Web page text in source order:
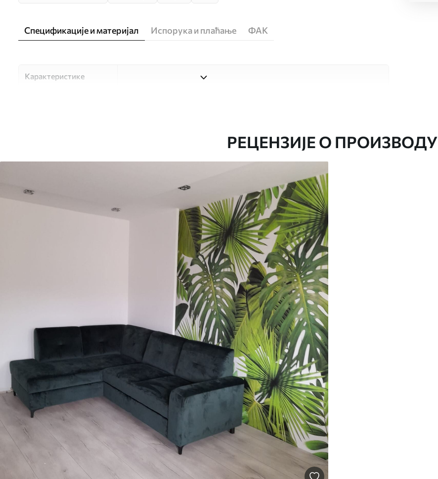
Спецификације и материјал Испорука и плаћање ФАК
Карактеристике
Производња
Слика се штампа у вашој наведеној величини, исечена на идентичне
траке ширине до 50 цм.
Можете додати лак и/или лепак за тапете.
Тапета се може нежно очистити меким сунђером. Позадине са
завршном обрадом лакова могу се очистити водом.
Беспрекорна апликација
Стандард
.42 2683
Премиум
5525.003315.00RSD/m²
Премиум
6333.333800.00 RSD /m²
Peel and Stick
4900.00RSD/m²
РЕЦЕНЗИЈЕ О ПРОИЗВОДУ